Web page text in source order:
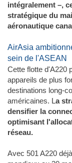
intégralement –,
stratégique du
aéronautique
AirAsia
sein de l'ASEAN
Cette flotte d'A220
appareils de plus
destinations long-
américaines. La
densifier la
optimisant
réseau.
Avec 501 A220